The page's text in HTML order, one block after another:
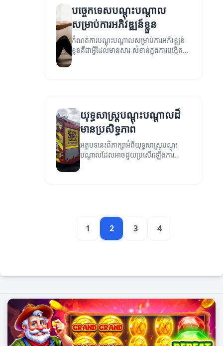
បច្ចេកទេសបណ្តុះបណ្តាល
សម្រាប់ការអភិវឌ្ឍន៍ខ្លួន
កំណត់ការបណ្តុះបណ្តាលសម្រាប់ការអភិវឌ្ឍន៍
ខ្លួនគឺជាអ្វីដែលមានសារៈសំខាន់ក្នុងការបង្កើត
ភាពរឹងមាំ។ អត្ថបទនេះនឹងបង្ហាញពីបច្ចេកទេស
យុទ្ធសាស្ត្របណ្តុះបណ្តាលដ៏
មានប្រសិទ្ធភាព
អត្ថបទនេះពិភាក្សាអំពីយុទ្ធសាស្ត្របណ្តុះ
បណ្តាលដែលអាចជួយប្រសើរឡើងការ
1 2 3 4